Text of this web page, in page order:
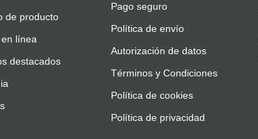
de producto
línea
destacados
Pago seguro
Política de envío
Autorización de datos
Términos y Condiciones
Política de cookies
Política de privacidad